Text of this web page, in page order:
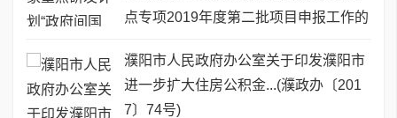
点专项2019年度第二批项目申报工作的
濮阳市人民政府办公室关于印发濮阳市
进一步扩大住房公积金...(濮政办〔201
7〕74号)